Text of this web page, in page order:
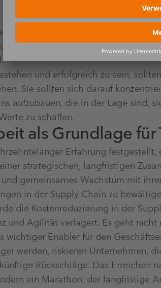
stehen vor größeren
wirtschaftlicher Instabilität,
und erfolgreich zu sein,
Sie sollten sich darauf
aufzubauen, die in der Lage sind,
zu schaffen.
als Grundlage für
Erfahrung festgestellt,
strategischen, langfristigen
gemeinsames Wachstum mit
in der Supply Chain zu
die Kostenreduzierung in der
und Agilität verlagert. Es geht nicht
wichtiger Enabler für den
werden, riskieren Unternehmen,
Rückschläge. Das Erreichen
ein Marathon, der langfristige